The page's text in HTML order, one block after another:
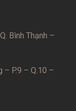
Bình Thạnh –
– P.9 – Q.10 –